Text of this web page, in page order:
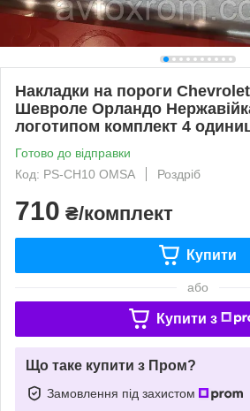
Накладки на пороги
Шевроле Орландо
логотипом комплект 4
Готово до відправки
Код: PS-CH10 OMSA
Роздріб
710 ₴/комплект
Купити
або
Купити з
Що таке купити з Пром?
Замовлення під захистом